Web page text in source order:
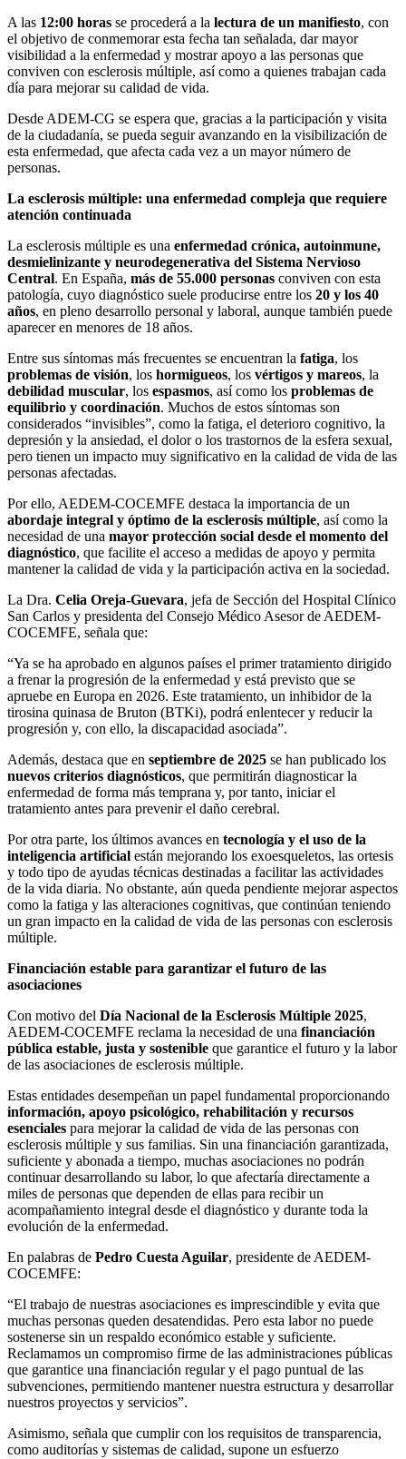
A las 12:00 horas se procederá a la lectura de un manifiesto, con
el objetivo de conmemorar esta fecha tan señalada, dar mayor
visibilidad a la enfermedad y mostrar apoyo a las personas que
conviven con esclerosis múltiple, así como a quienes trabajan cada
día para mejorar su calidad de vida.
Desde ADEM-CG se espera que, gracias a la participación y visita
de la ciudadanía, se pueda seguir avanzando en la visibilización de
esta enfermedad, que afecta cada vez a un mayor número de
personas.
La esclerosis múltiple: una enfermedad compleja que requiere
atención continuada
La esclerosis múltiple es una enfermedad crónica, autoinmune,
desmielinizante y neurodegenerativa del Sistema Nervioso
Central. En España, más de 55.000 personas conviven con esta
patología, cuyo diagnóstico suele producirse entre los 20 y los 40
años, en pleno desarrollo personal y laboral, aunque también puede
aparecer en menores de 18 años.
Entre sus síntomas más frecuentes se encuentran la fatiga, los
problemas de visión, los hormigueos, los vértigos y mareos, la
debilidad muscular, los espasmos, así como los problemas de
equilibrio y coordinación. Muchos de estos síntomas son
considerados “invisibles”, como la fatiga, el deterioro cognitivo, la
depresión y la ansiedad, el dolor o los trastornos de la esfera sexual,
pero tienen un impacto muy significativo en la calidad de vida de las
personas afectadas.
Por ello, AEDEM-COCEMFE destaca la importancia de un
abordaje integral y óptimo de la esclerosis múltiple, así como la
necesidad de una mayor protección social desde el momento del
diagnóstico, que facilite el acceso a medidas de apoyo y permita
mantener la calidad de vida y la participación activa en la sociedad.
La Dra. Celia Oreja-Guevara, jefa de Sección del Hospital Clínico
San Carlos y presidenta del Consejo Médico Asesor de AEDEM-
COCEMFE, señala que:
“Ya se ha aprobado en algunos países el primer tratamiento dirigido
a frenar la progresión de la enfermedad y está previsto que se
apruebe en Europa en 2026. Este tratamiento, un inhibidor de la
tirosina quinasa de Bruton (BTKi), podrá enlentecer y reducir la
progresión y, con ello, la discapacidad asociada”.
Además, destaca que en septiembre de 2025 se han publicado los
nuevos criterios diagnósticos, que permitirán diagnosticar la
enfermedad de forma más temprana y, por tanto, iniciar el
tratamiento antes para prevenir el daño cerebral.
Por otra parte, los últimos avances en tecnología y el uso de la
inteligencia artificial están mejorando los exoesqueletos, las ortesis
y todo tipo de ayudas técnicas destinadas a facilitar las actividades
de la vida diaria. No obstante, aún queda pendiente mejorar aspectos
como la fatiga y las alteraciones cognitivas, que continúan teniendo
un gran impacto en la calidad de vida de las personas con esclerosis
múltiple.
Financiación estable para garantizar el futuro de las
asociaciones
Con motivo del Día Nacional de la Esclerosis Múltiple 2025,
AEDEM-COCEMFE reclama la necesidad de una financiación
pública estable, justa y sostenible que garantice el futuro y la labor
de las asociaciones de esclerosis múltiple.
Estas entidades desempeñan un papel fundamental proporcionando
información, apoyo psicológico, rehabilitación y recursos
esenciales para mejorar la calidad de vida de las personas con
esclerosis múltiple y sus familias. Sin una financiación garantizada,
suficiente y abonada a tiempo, muchas asociaciones no podrán
continuar desarrollando su labor, lo que afectaría directamente a
miles de personas que dependen de ellas para recibir un
acompañamiento integral desde el diagnóstico y durante toda la
evolución de la enfermedad.
En palabras de Pedro Cuesta Aguilar, presidente de AEDEM-
COCEMFE:
“El trabajo de nuestras asociaciones es imprescindible y evita que
muchas personas queden desatendidas. Pero esta labor no puede
sostenerse sin un respaldo económico estable y suficiente.
Reclamamos un compromiso firme de las administraciones públicas
que garantice una financiación regular y el pago puntual de las
subvenciones, permitiendo mantener nuestra estructura y desarrollar
nuestros proyectos y servicios”.
Asimismo, señala que cumplir con los requisitos de transparencia,
como auditorías y sistemas de calidad, supone un esfuerzo